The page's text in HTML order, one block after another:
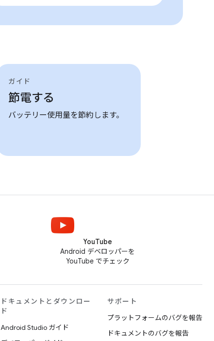
ガイド
節電する
バッテリー使用量を節約します。
YouTube
Android デベロッパーを
YouTube でチェック
ドキュメントとダウンロー
ド
Android Studio ガイド
サポート
プラットフォームのバグを報告
ドキュメントのバグを報告